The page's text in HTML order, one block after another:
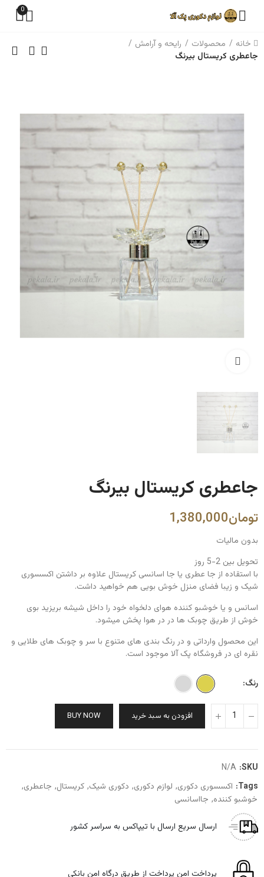
0
خانه محصولات
رایحه و آرامش
جاعطری کریستال بیرنگ
جاعطری کریستال بیرنگ
بدون مالیات
تحویل بین 2-5 روز
با استقاده از جا عطری یا جا اسانسی کریستال علاوه بر داشتن اکسسوری
شیک و زیبا فضای منزل خوش بویی هم خواهید داشت.
اسانس و یا خوشبو کننده هوای دلخواه خود را داخل شیشه بریزید بوی
خوش از طریق چوبک ها در در هوا پخش میشود.
این محصول وارداتی و در رنگ بندی های متنوع با سر و چوبک های طلایی و
نقره ای در فروشگاه پک آلا موجود است.
رنگ
افزودن به سبد خرید BUY NOW
SKU:
N/A
Tags: اکسسوری دکوری لوازم دکوری دکوری شیک کریستال جاعطری
خوشبو کننده جااسانسی
ارسال سریع ارسال با تیپاکس به سراسر کشور
پرداخت امن پرداخت از طریق درگاه امن بانکی